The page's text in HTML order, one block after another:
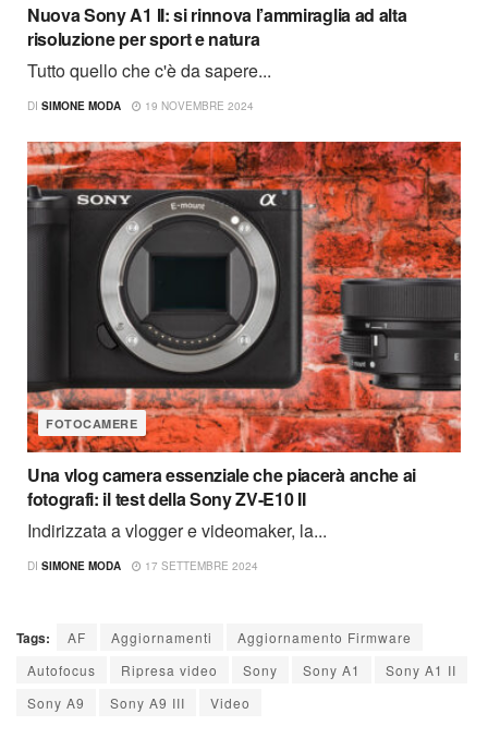
Nuova Sony A1 II: si rinnova l’ammiraglia ad alta
risoluzione per sport e natura
Tutto quello che c'è da sapere...
DI SIMONE MODA 19 NOVEMBRE 2024
FOTOCAMERE
Una vlog camera essenziale che piacerà anche ai
fotografi: il test della Sony ZV-E10 II
Indirizzata a vlogger e videomaker, la...
DI SIMONE MODA 17 SETTEMBRE 2024
Tags: AF Aggiornamenti
Aggiornamento Firmware
Autofocus
Ripresa video Sony Sony A1
Sony A1 II
Sony A9
Sony A9 III Video